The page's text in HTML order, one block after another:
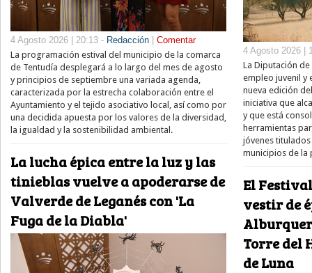
4 Agosto 2026 | 20:13 - Redacción
Comentar
La programación estival del municipio de la comarca
de Tentudía desplegará a lo largo del mes de agosto
y principios de septiembre una variada agenda,
caracterizada por la estrecha colaboración entre el
Ayuntamiento y el tejido asociativo local, así como por
una decidida apuesta por los valores de la diversidad,
la igualdad y la sostenibilidad ambiental.
La lucha épica entre la luz y las
tinieblas vuelve a apoderarse de
Valverde de Leganés con 'La
Fuga de la Diabla'
4 Agosto 2026 |
La Diputación
empleo juvenil y
nueva edición
iniciativa que
y que está
herramientas
jóvenes
municipios de la
El
vestir de
Torre del
de Luna